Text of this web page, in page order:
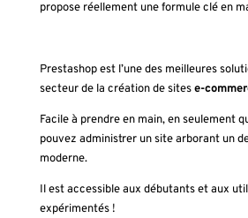
propose réellement une formule clé en
Prestashop est l’une des meilleures
secteur de la création de sitese-
Facile à prendre en main, en seulement
pouvez administrer un site arborant un
moderne.
Il est accessible aux débutants et aux
expérimentés !